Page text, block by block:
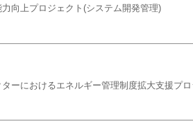
向上プロジェクト(システム開発管理)
ーにおけるエネルギー管理制度拡大支援プ